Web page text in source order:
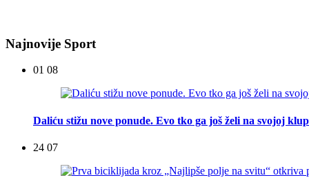
Najnovije Sport
01 08
Daliću stižu nove ponude. Evo tko ga još želi na svojoj
24 07